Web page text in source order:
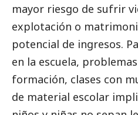
mayor riesgo de sufrir
explotación o
potencial de ingresos.
en la escuela,
formación, clases con
de material escolar